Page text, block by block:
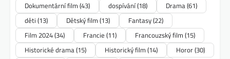
Dokumentární film (43) dospívání(18) Drama(61)
děti (13) Dětský film (13) Fantasy(22)
Film 2024(34) Francie (11) Francouzský film (15)
Historické drama(15) Historický film (14) Horor(30)